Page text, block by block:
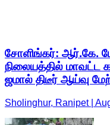
சோளிங்கர்: ஆர்.கே.
நிலையத்தில்
ஜமால் திடீர் ஆய்வு
Sholinghur, Ranipet |